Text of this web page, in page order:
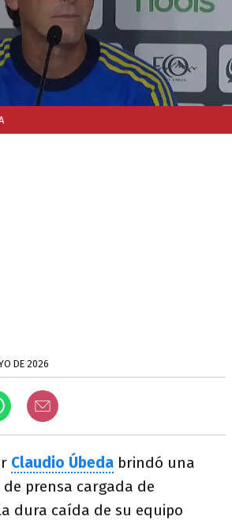
DE 2026
Claudio Úbeda brindó una
prensa cargada de
dura caída de su equipo